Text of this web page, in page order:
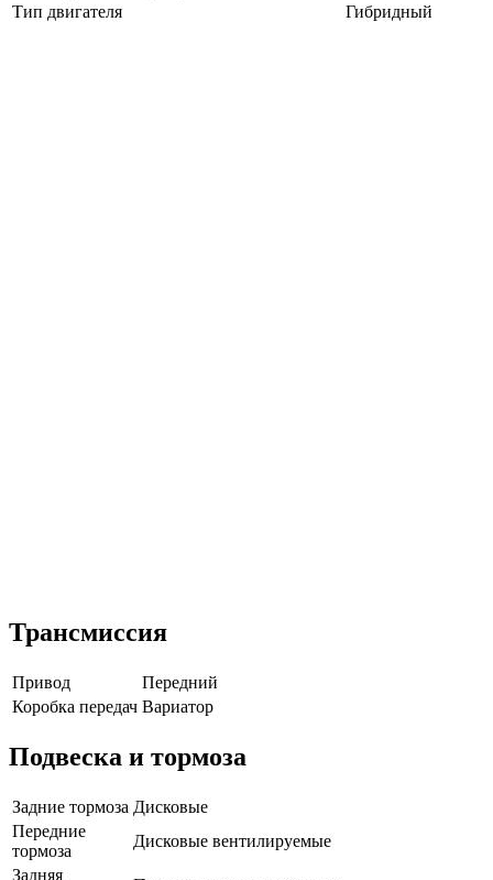
Тип двигателя
Гибридный
Трансмиссия
Привод
Передний
Коробка передач Вариатор
Подвеска и тормоза
Задние тормоза Дисковые
Передние
тормоза
Дисковые вентилируемые
Задняя